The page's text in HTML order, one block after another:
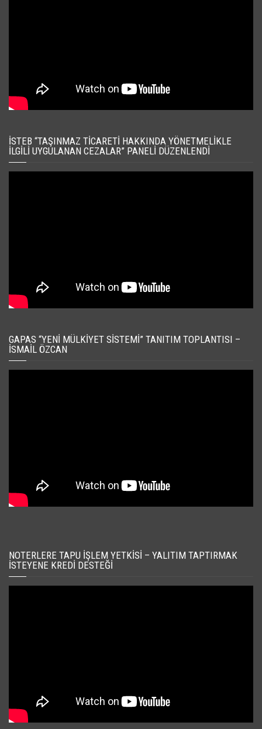
İSTEB “TAŞINMAZ TICARETI HAKKINDA YÖNETMELIKLE
İLGILI UYGULANAN CEZALAR” PANELI DÜZENLENDI
GAPAS “YENI MÜLKIYET SISTEMI” TANITIM TOPLANTISI –
İSMAIL ÖZCAN
NOTERLERE TAPU İŞLEM YETKISI – YALITIM TAPTIRMAK
İSTEYENE KREDI DESTEĞI